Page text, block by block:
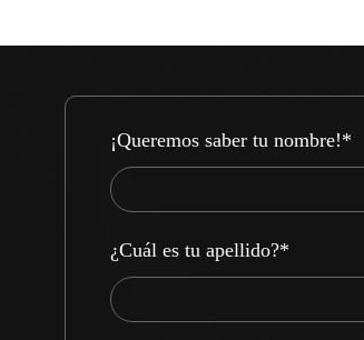
¡Queremos saber tu nombre!*
¿Cuál es tu apellido?*